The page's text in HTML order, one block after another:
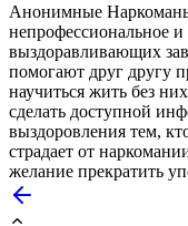
Анонимные
непрофессиональное
выздоравливающих
помогают друг другу
научиться жить без
сделать доступной
выздоровления тем,
страдает от
желание прекратить